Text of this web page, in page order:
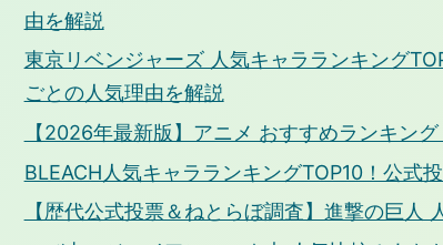
由を解説
東京リベンジャーズ 人気キャラランキング
ごとの人気理由を解説
【2026年最新版】アニメ おすすめランキン
BLEACH人気キャラランキングTOP10！公式
【歴代公式投票＆ねとらぼ調査】進撃の巨人